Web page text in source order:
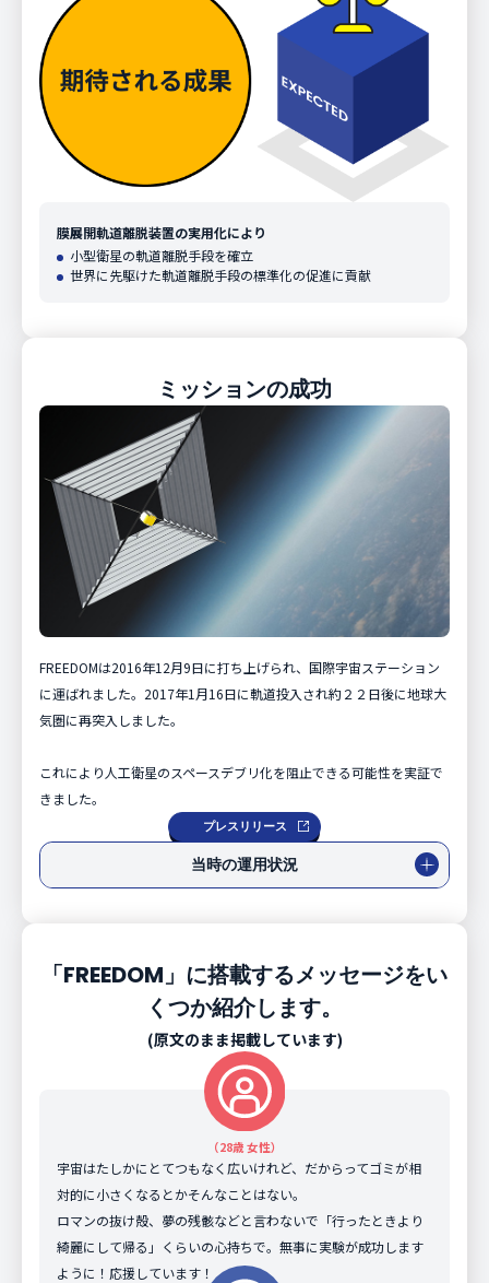
膜展開軌道離脱装置の実用化により
小型衛星の軌道離脱手段を確立
世界に先駆けた軌道離脱手段の標準化の促進に貢献
ミッションの成功
FREEDOMは2016年12月9日に打ち上げられ、国際宇宙ステーション
に運ばれました。2017年1月16日に軌道投入され約２２日後に地球大
気圏に再突入しました。
これにより人工衛星のスペースデブリ化を阻止できる可能性を実証で
きました。
プレスリリース
当時の運用状況
2017.01.18
今回放出された６機のCubeSatの最初の
TLEが公開されました。
FREEDOMのTLEが特定されました。
FREEDOMのTLEが更新されました。
2017.01.26
FREEDOMのカタログナンバーが41930で
あれば膜展開に成功したと思われます。
現在、順調に高度を下げおり、大気圏再突
入を２月中旬と予測しています。
「FREEDOM」に搭載するメッセージをい
くつか紹介します。
(原文のまま掲載しています)
宇宙はたしかにとてつもなく広いけれど、だからってゴミが相
対的に小さくなるとかそんなことはない。
ロマンの抜け殻、夢の残骸などと言わないで「行ったときより
綺麗にして帰る」くらいの心持ちで。無事に実験が成功します
ように！応援しています！
（28歳 女性）